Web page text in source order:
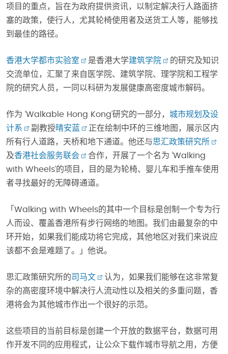
项目的重点，旨在为政府提供资讯，以制定解决行人路面挤
塞的政策，使行人，尤其轮椅使用者及送货工人等，能够找
到最佳的路径。
香港大学都市实验室 是香港大学建筑学院
的研究及知识
交流单位，汇聚了来自医学院、建筑学院、理学院和工程学
院的研究人员，一同以科研为发展健康高密度城市解码。
作为 ‘Walkable Hong Kong’研究的一部分， 城市规划及设
计系
副教授晴安蓝
正在绘制中环的三维地图，展示区内
所有行人道路，天桥和地下通道。他还与思汇政策研究所
及香港社会服务联会
合作，开展了一个名为 ‘Walking
with Wheels’的项目，目的是为轮椅、婴儿车和手推车使用
者寻找最好的无障碍通道。
「Walking with Wheels的其中一个目标是创制一个专为行
人而设、覆盖香港所有步行网络的地图。我们由最复杂的中
环开始，如果我们能成功将它完成，其他地区对我们来说应
该都不会是难题了。」他说。
思汇政策研究所的司马文
认为，如果我们能够在这非常复
杂的高密度环境中解决行人流动性以及相关的多重问题，香
港将会为其他城市作出一个很好的示范。
这些项目的当前目标是创建一个开放的数据平台，数据可用
作开发不同的应用程式，让公众下载作城市导航之用，方便